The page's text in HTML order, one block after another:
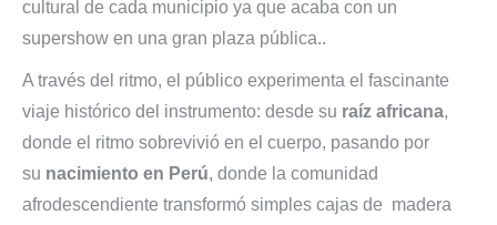
cultural de cada municipio ya que acaba con un
supershow en una gran plaza pública..
A través del ritmo, el público experimenta el fascinante
viaje histórico del instrumento: desde su raíz africana,
donde el ritmo sobrevivió en el cuerpo, pasando por
su nacimiento en Perú, donde la comunidad
afrodescendiente transformó simples cajas de madera